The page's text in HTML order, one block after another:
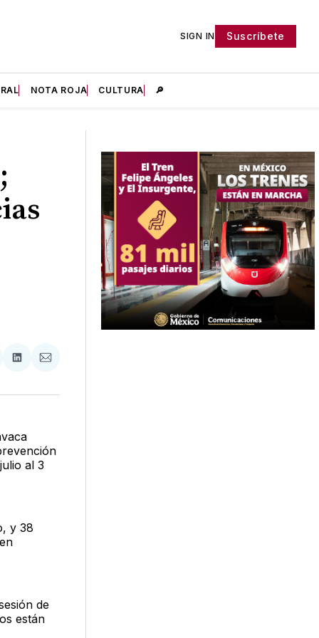
SIGN IN Suscríbete
NOTA ROJA CULTURA 🔎
Compartir
LinkedIn
Compartir
Email
al 3
y 38
de
están